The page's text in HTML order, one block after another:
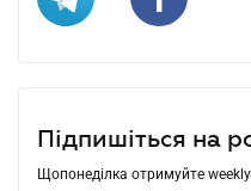
Підпишіться на
Щопонеділка отримуйте